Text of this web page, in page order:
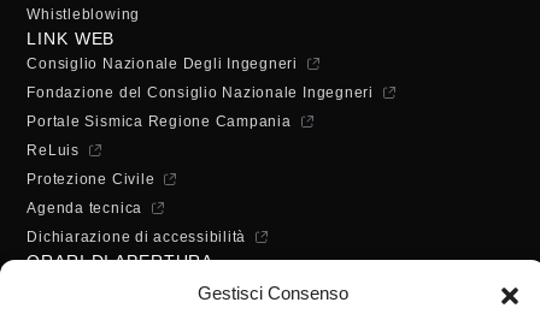
Gestisci Consenso
Whistleblowing
LINK WEB
Consiglio Nazionale Degli Ingegneri
Fondazione del Consiglio Nazionale Ingegneri
Portale Sismica Regione Campania
ReLuis
Protezione Civile
Agenda tecnica
Dichiarazione di accessibilità
ORARI DI APERTURA
Lunedì - Mercoledì - Venerdì: